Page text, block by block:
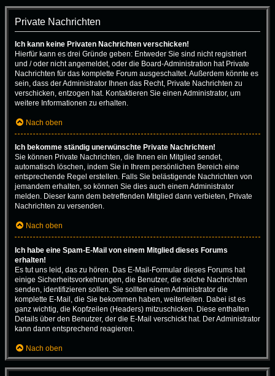
Private Nachrichten
Ich kann keine Privaten Nachrichten verschicken!
Hierfür kann es drei Gründe geben: Entweder Sie sind nicht registriert
und / oder nicht angemeldet, oder die Board-Administration hat Private
Nachrichten für das komplette Forum ausgeschaltet. Außerdem könnte es
sein, dass der Administrator Ihnen das Recht, Private Nachrichten zu
verschicken, entzogen hat. Kontaktieren Sie einen Administrator, um
weitere Informationen zu erhalten.
Nach oben
Ich bekomme ständig unerwünschte Private Nachrichten!
Sie können Private Nachrichten, die Ihnen ein Mitglied sendet,
automatisch löschen, indem Sie in Ihrem persönlichen Bereich eine
entsprechende Regel erstellen. Falls Sie belästigende Nachrichten von
jemandem erhalten, so können Sie dies auch einem Administrator
melden. Dieser kann dem betreffenden Mitglied dann verbieten, Private
Nachrichten zu versenden.
Nach oben
Ich habe eine Spam-E-Mail von einem Mitglied dieses Forums
erhalten!
Es tut uns leid, das zu hören. Das E-Mail-Formular dieses Forums hat
einige Sicherheitsvorkehrungen, die Benutzer, die solche Nachrichten
senden, identifizieren sollen. Sie sollten einem Administrator die
komplette E-Mail, die Sie bekommen haben, weiterleiten. Dabei ist es
ganz wichtig, die Kopfzeilen (Headers) mitzuschicken. Diese enthalten
Details über den Benutzer, der die E-Mail verschickt hat. Der Administrator
kann dann entsprechend reagieren.
Nach oben